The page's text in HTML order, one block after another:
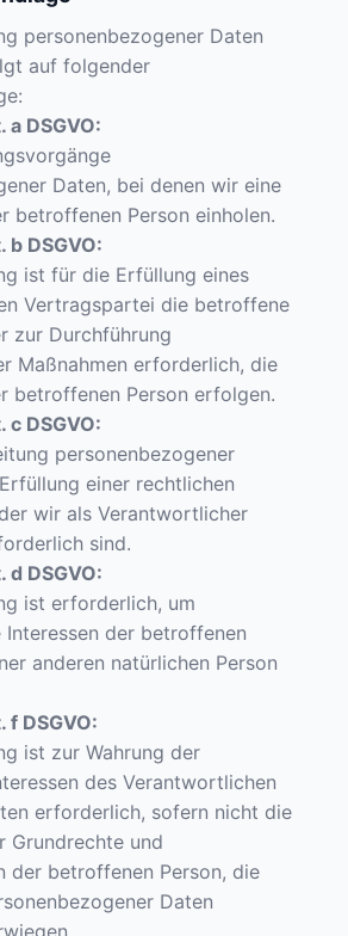
personenbezogener Daten
auf folgender
a DSGVO:
Daten, bei denen wir eine
betroffenen Person einholen.
b DSGVO:
ist für die Erfüllung eines
Vertragspartei die betroffene
zur Durchführung
Maßnahmen erforderlich, die
betroffenen Person erfolgen.
c DSGVO:
personenbezogener
einer rechtlichen
wir als Verantwortlicher
sind.
d DSGVO:
ist erforderlich, um
der betroffenen
anderen natürlichen Person
f DSGVO:
ist zur Wahrung der
des Verantwortlichen
erforderlich, sofern nicht die
Grundrechte und
der betroffenen Person, die
Daten